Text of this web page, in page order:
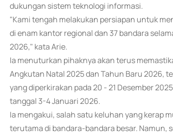
dukungan sistem teknologi informasi.
"Kami tengah melakukan persiapan untuk
di enam kantor regional dan 37 bandara
2026," kata Arie.
Ia menuturkan pihaknya akan terus
Angkutan Natal 2025 dan Tahun Baru 2026,
yang diperkirakan pada 20 - 21 Desember
tanggal 3-4 Januari 2026.
Ia mengakui, salah satu keluhan yang kerap
terutama di bandara-bandara besar. Namun,